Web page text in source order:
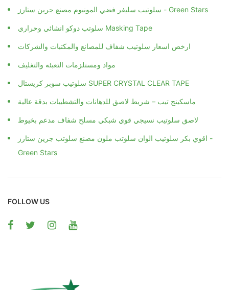
سلوتيب سليفر فضي المونيوم مصنع جرين ستارز - Green Stars
سلوتب دوكو انشائي وحراري Masking Tape
ارخص اسعار سلوتيب شفاف للمصانع والمكتبات والشركات
مواد ومستلزمات التعبئه والتغليف
سلوتيب سوبر كريستال SUPER CRYSTAL CLEAR TAPE
ماسكينج تيب – شريط لاصق للدهانات والتشطيبات بدقة عالية
لاصق سلوتيب نسيجي قوي شبكي مسلح شفاف مدعم بخيوط
اقوي بكر سلوتيب الوان سلوتب ملون مصنع سلوتب جرين ستارز -
Green Stars
FOLLOW US